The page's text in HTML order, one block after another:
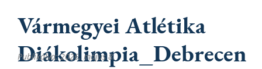
Információk
Oktatás
Vármegyei Atlétika
Diákolimpia_Debrecen
Publikálva: 2026. május 8.